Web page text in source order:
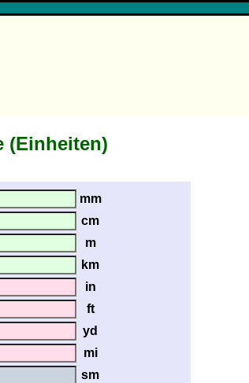
(Einheiten)
mm
cm
m
km
in
ft
yd
mi
sm